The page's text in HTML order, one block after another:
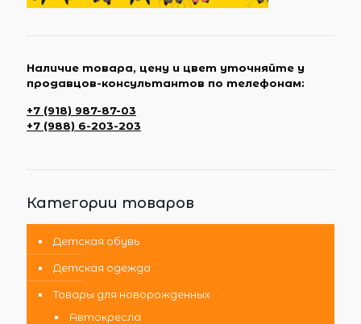
Наличие товара, цену и цвет уточняйте у
продавцов-консультантов по телефонам:
+7 (918) 987-87-03
+7 (988) 6-203-203
Категории товаров
Детская обувь
Детская одежда
Товары для новорожденных
Автокресла